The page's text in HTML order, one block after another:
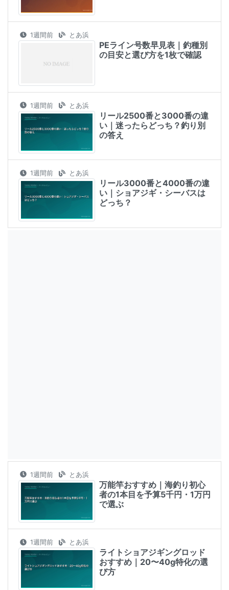
1週間前 とあ浜
PEライン号数早見表｜釣種別
の目安と選び方を1枚で確認
1週間前 とあ浜
リール2500番と3000番の違
い｜迷ったらどっち？釣り別
の答え
1週間前 とあ浜
リール3000番と4000番の違
い｜ショアジギ・シーバスは
どっち？
1週間前 とあ浜
万能竿おすすめ｜海釣り初心
者の1本目を予算5千円・1万円
で選ぶ
1週間前 とあ浜
ライトショアジギングロッド
おすすめ｜20〜40g特化の選
び方